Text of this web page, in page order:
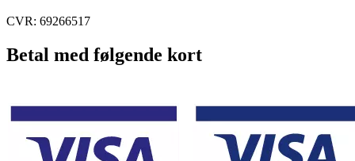
CVR: 69266517
Betal med følgende kort